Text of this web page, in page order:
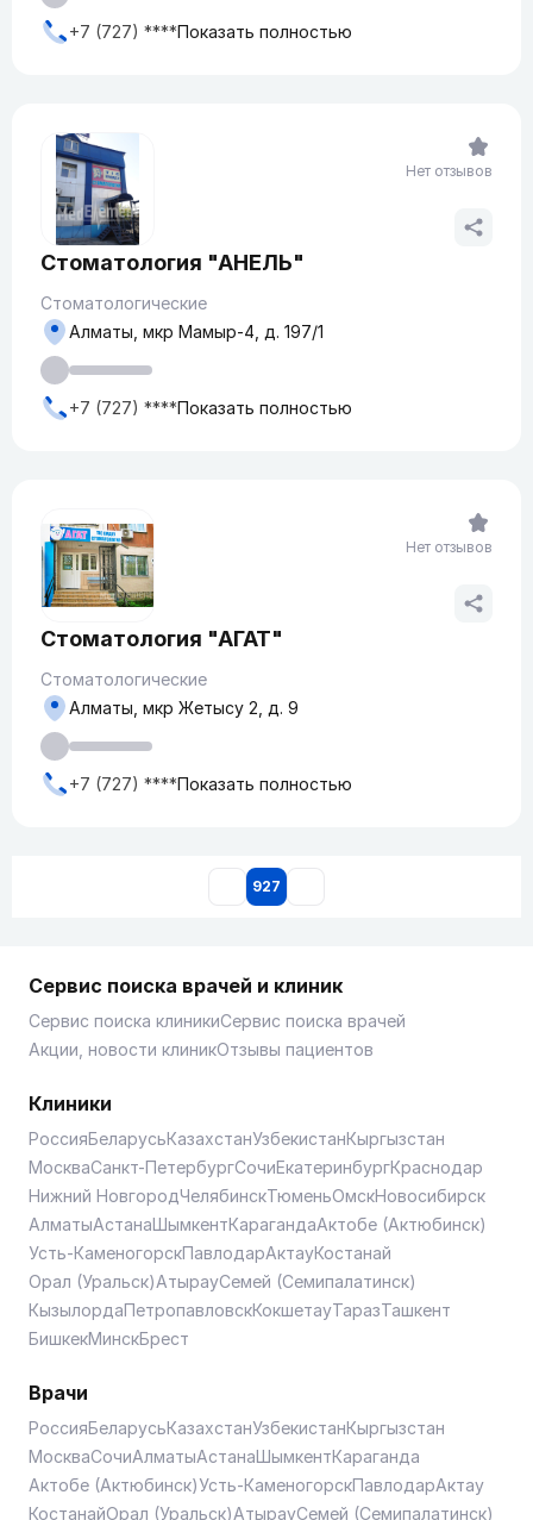
+7 (727) ****Показать полностью
Стоматология "АНЕЛЬ"
Стоматологические
Алматы, мкр Мамыр-4, д. 197/1
+7 (727) ****Показать полностью
Нет отзывов
Стоматология "АГАТ"
Стоматологические
Алматы, мкр Жетысу 2, д. 9
+7 (727) ****Показать полностью
Нет отзывов
927
Сервис поиска врачей и клиник
Сервис поиска клиникиСервис поиска врачей
Акции, новости клиникОтзывы пациентов
Клиники
РоссияБеларусьКазахстанУзбекистанКыргызстан
МоскваСанкт-ПетербургСочиЕкатеринбургКраснодар
Нижний НовгородЧелябинскТюменьОмскНовосибирск
АлматыАстанаШымкентКарагандаАктобе (Актюбинск)
Усть-КаменогорскПавлодарАктауКостанай
Орал (Уральск)АтырауСемей (Семипалатинск)
КызылордаПетропавловскКокшетауТаразТашкент
БишкекМинскБрест
Врачи
РоссияБеларусьКазахстанУзбекистанКыргызстан
МоскваСочиАлматыАстанаШымкентКараганда
Актобе (Актюбинск)Усть-КаменогорскПавлодарАктау
КостанайОрал (Уральск)АтырауСемей (Семипалатинск)